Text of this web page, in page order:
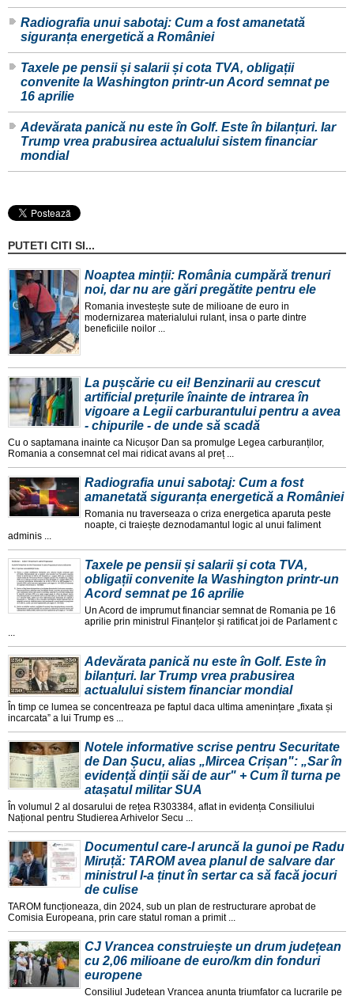
Radiografia unui sabotaj: Cum a fost amanetată
siguranța energetică a României
Taxele pe pensii și salarii și cota TVA, obligații
convenite la Washington printr-un Acord semnat pe
16 aprilie
Adevărata panică nu este în Golf. Este în bilanțuri. Iar
Trump vrea prabusirea actualului sistem financiar
mondial
PUTETI CITI SI...
Noaptea minții: România cumpără trenuri
noi, dar nu are gări pregătite pentru ele
Romania investește sute de milioane de euro in
modernizarea materialului rulant, insa o parte dintre
beneficiile noilor ...
La pușcărie cu ei! Benzinarii au crescut
artificial prețurile înainte de intrarea în
vigoare a Legii carburantului pentru a avea
- chipurile - de unde să scadă
Cu o saptamana inainte ca Nicușor Dan sa promulge Legea carburanților,
Romania a consemnat cel mai ridicat avans al preț ...
Radiografia unui sabotaj: Cum a fost
amanetată siguranța energetică a României
Romania nu traverseaza o criza energetica aparuta peste
noapte, ci traiește deznodamantul logic al unui faliment
adminis ...
Taxele pe pensii și salarii și cota TVA,
obligații convenite la Washington printr-un
Acord semnat pe 16 aprilie
Un Acord de imprumut financiar semnat de Romania pe 16
aprilie prin ministrul Finanțelor și ratificat joi de Parlament c
...
Adevărata panică nu este în Golf. Este în
bilanțuri. Iar Trump vrea prabusirea
actualului sistem financiar mondial
În timp ce lumea se concentreaza pe faptul daca ultima amenințare „fixata și
incarcata” a lui Trump es ...
Notele informative scrise pentru Securitate
de Dan Șucu, alias „Mircea Crișan": „Sar în
evidență dinții săi de aur" + Cum îl turna pe
atașatul militar SUA
În volumul 2 al dosarului de rețea R303384, aflat in evidența Consiliului
Național pentru Studierea Arhivelor Secu ...
Documentul care-l aruncă la gunoi pe Radu
Miruță: TAROM avea planul de salvare dar
ministrul l-a ținut în sertar ca să facă jocuri
de culise
TAROM funcționeaza, din 2024, sub un plan de restructurare aprobat de
Comisia Europeana, prin care statul roman a primit ...
CJ Vrancea construiește un drum județean
cu 2,06 milioane de euro/km din fonduri
europene
Consiliul Județean Vrancea anunța triumfator ca lucrarile pe